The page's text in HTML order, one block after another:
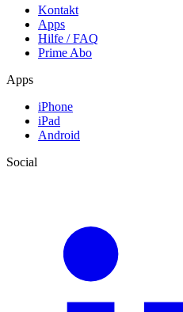
Kontakt
Apps
Hilfe / FAQ
Prime Abo
Apps
iPhone
iPad
Android
Social